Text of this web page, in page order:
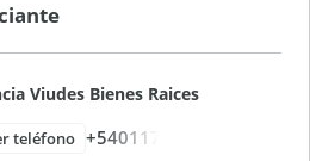
Viudes Bienes Raices
teléfono +540117